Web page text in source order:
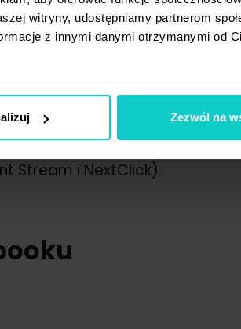
witryny, udostępniamy partnerom
z innymi danymi otrzymanymi od
Zezwól na
grupy narzędzi do
reklam , Power Editor,
Stream i NextClick).